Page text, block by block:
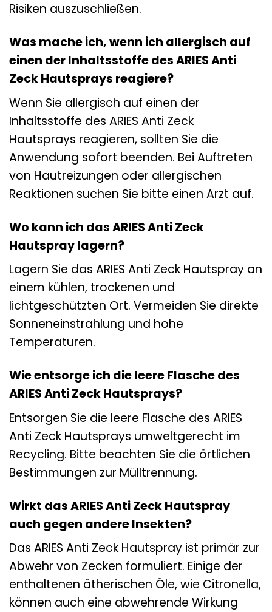
Risiken auszuschließen.
Was mache ich, wenn ich allergisch auf
einen der Inhaltsstoffe des ARIES Anti
Zeck Hautsprays reagiere?
Wenn Sie allergisch auf einen der
Inhaltsstoffe des ARIES Anti Zeck
Hautsprays reagieren, sollten Sie die
Anwendung sofort beenden. Bei Auftreten
von Hautreizungen oder allergischen
Reaktionen suchen Sie bitte einen Arzt auf.
Wo kann ich das ARIES Anti Zeck
Hautspray lagern?
Lagern Sie das ARIES Anti Zeck Hautspray an
einem kühlen, trockenen und
lichtgeschützten Ort. Vermeiden Sie direkte
Sonneneinstrahlung und hohe
Temperaturen.
Wie entsorge ich die leere Flasche des
ARIES Anti Zeck Hautsprays?
Entsorgen Sie die leere Flasche des ARIES
Anti Zeck Hautsprays umweltgerecht im
Recycling. Bitte beachten Sie die örtlichen
Bestimmungen zur Mülltrennung.
Wirkt das ARIES Anti Zeck Hautspray
auch gegen andere Insekten?
Das ARIES Anti Zeck Hautspray ist primär zur
Abwehr von Zecken formuliert. Einige der
enthaltenen ätherischen Öle, wie Citronella,
können auch eine abwehrende Wirkung